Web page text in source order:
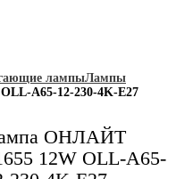
лампыЛампы
A65-12-230-4K-E27
ОНЛАЙТ
12W ОLL-A65-